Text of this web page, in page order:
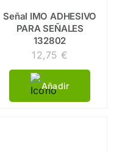
Señal IMO ADHESIVO
PARA SEÑALES
132802
12,75 €
Añadir